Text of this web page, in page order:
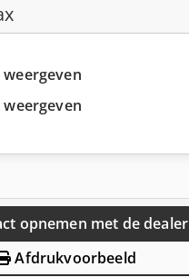
weergeven
weergeven
opnemen met de dealer
Afdrukvoorbeeld